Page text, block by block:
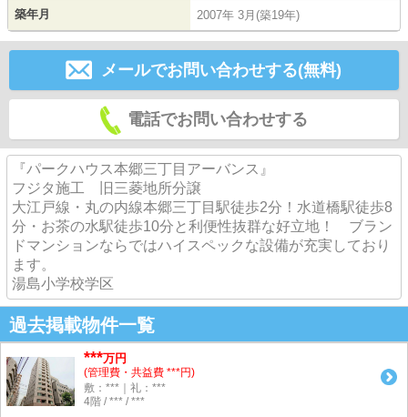
築年月 2007年 3月(築19年)
メールでお問い合わせする(無料)
電話でお問い合わせする
『パークハウス本郷三丁目アーバンス』
フジタ施工 旧三菱地所分譲
大江戸線・丸の内線本郷三丁目駅徒歩2分！水道橋駅徒歩8
分・お茶の水駅徒歩10分と利便性抜群な好立地！ ブラン
ドマンションならではハイスペックな設備が充実しており
ます。
湯島小学校学区
過去掲載物件一覧
***万円
(管理費・共益費 ***円)
敷：***｜礼：***
4階 / *** / ***